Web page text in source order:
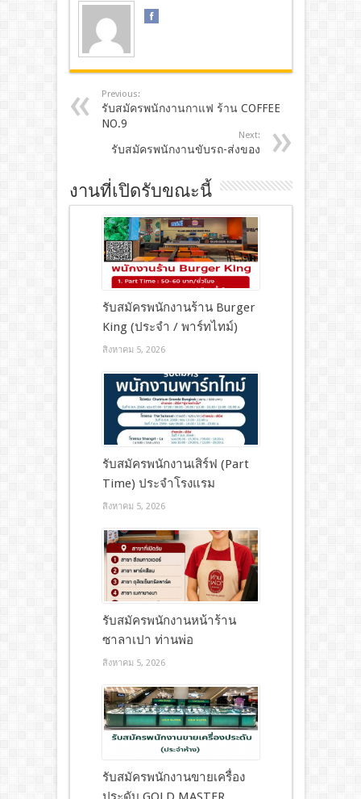
Previous:
รับสมัครพนักงานกาแฟ ร้าน COFFEE
NO.9
Next:
รับสมัครพนักงานขับรถ-ส่งของ
งานที่เปิดรับขณะนี้
รับสมัครพนักงานร้าน Burger
King (ประจำ / พาร์ทไทม์)
สิงหาคม 5, 2026
รับสมัครพนักงานเสิร์ฟ (Part
Time) ประจำโรงแรม
สิงหาคม 5, 2026
รับสมัครพนักงานหน้าร้าน
ซาลาเปา ท่านพ่อ
สิงหาคม 5, 2026
รับสมัครพนักงานขายเครื่อง